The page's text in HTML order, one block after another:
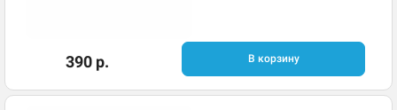
390 р. В корзину